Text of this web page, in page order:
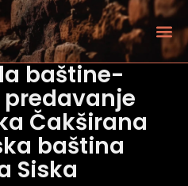
baštine-
Čakširana
baština
Siska